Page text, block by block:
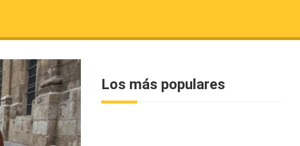
Los más populares